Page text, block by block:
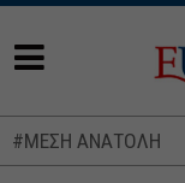
#ΜΕΣΗ ΑΝΑΤΟΛΗ